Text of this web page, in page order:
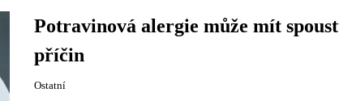
Potravinová alergie může mít
příčin
Ostatní